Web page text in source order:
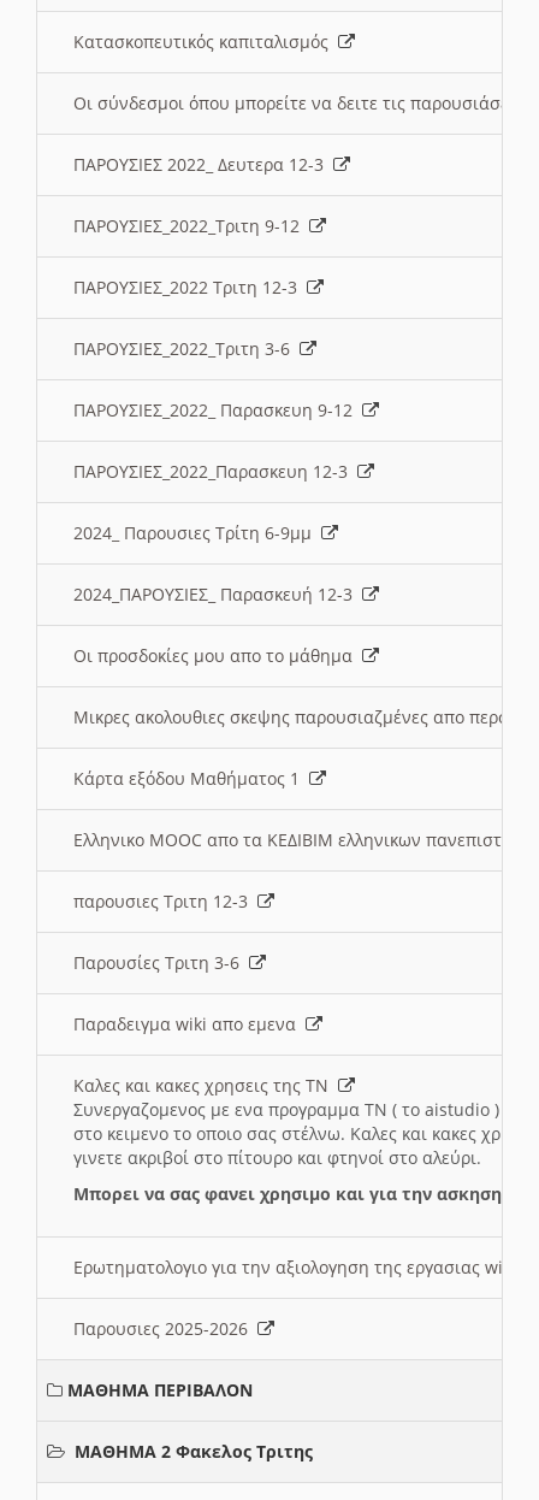
Κατασκοπευτικός καπιταλισμός
Οι σύνδεσμοι όπου μπορείτε να δειτε τις παρουσιάσεις
ΠΑΡΟΥΣΙΕΣ 2022_ Δευτερα 12-3
ΠΑΡΟΥΣΙΕΣ_2022_Τριτη 9-12
ΠΑΡΟΥΣΙΕΣ_2022 Τριτη 12-3
ΠΑΡΟΥΣΙΕΣ_2022_Τριτη 3-6
ΠΑΡΟΥΣΙΕΣ_2022_ Παρασκευη 9-12
ΠΑΡΟΥΣΙΕΣ_2022_Παρασκευη 12-3
2024_ Παρουσιες Τρίτη 6-9μμ
2024_ΠΑΡΟΥΣΙΕΣ_ Παρασκευή 12-3
Οι προσδοκίες μου απο το μάθημα
Μικρες ακολουθιες σκεψης παρουσιαζμένες απο
Κάρτα εξόδου Μαθήματος 1
Ελληνικο MOOC απο τα ΚΕΔΙΒΙΜ ελληνικων
παρουσιες Τριτη 12-3
Παρουσίες Τριτη 3-6
Παραδειγμα wiki απο εμενα
Καλες και κακες χρησεις της ΤΝ
Συνεργαζομενος με ενα προγραμμα ΤΝ ( το aistudio ) και
στο κειμενο το οποιο σας στέλνω. Καλες και κακες
γινετε ακριβοί στο πίτουρο και φτηνοί στο αλεύρι.
Μπορει να σας φανει χρησιμο και για την ασκηση
Ερωτηματολογιο για την αξιολογηση της εργασιας wiki
Παρουσιες 2025-2026
ΜΑΘΗΜΑ ΠΕΡΙΒΑΛΟΝ
ΜΑΘΗΜΑ 2 Φακελος Τριτης